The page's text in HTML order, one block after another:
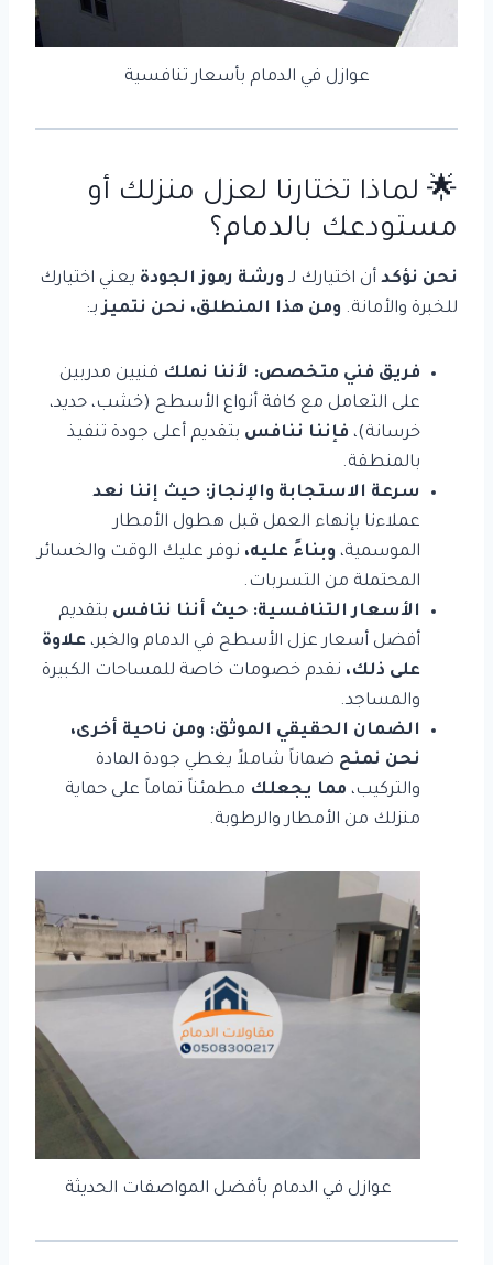
عوازل في الدمام بأسعار تنافسية
🌟 لماذا تختارنا لعزل منزلك أو
مستودعك بالدمام؟
نحن نؤكد أن اختيارك لـ ورشة رموز الجودة يعني اختيارك
للخبرة والأمانة. ومن هذا المنطلق، نحن نتميزبـ:
فريق فني متخصص: لأننا نملك فنيين مدربين
على التعامل مع كافة أنواع الأسطح (خشب، حديد،
خرسانة)، فإننا ننافس بتقديم أعلى جودة تنفيذ
بالمنطقة.
سرعة الاستجابة والإنجاز: حيث إننا نعد
عملاءنا بإنهاء العمل قبل هطول الأمطار
الموسمية، وبناءً عليه، نوفر عليك الوقت والخسائر
المحتملة من التسربات.
الأسعار التنافسية: حيث أننا ننافس بتقديم
أفضل أسعار عزل الأسطح في الدمام والخبر، علاوة
على ذلك، نقدم خصومات خاصة للمساحات الكبيرة
والمساجد.
الضمان الحقيقي الموثق: ومن ناحية أخرى،
نحن نمنح ضماناً شاملاً يغطي جودة المادة
والتركيب، مما يجعلك مطمئناً تماماً على حماية
منزلك من الأمطار والرطوبة.
عوازل في الدمام بأفضل المواصفات الحديثة